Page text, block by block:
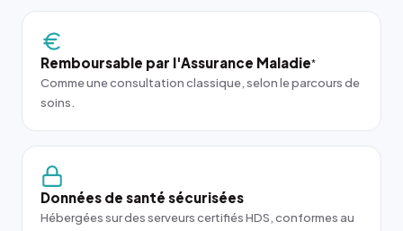
Remboursable par l'Assurance Maladie*
Comme une consultation classique, selon le parcours de
soins.
Données de santé sécurisées
Hébergées sur des serveurs certifiés HDS, conformes au